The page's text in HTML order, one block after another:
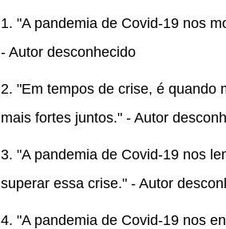
1. "A pandemia de Covid-19 nos
- Autor desconhecido
2. "Em tempos de crise, é quando
mais fortes juntos." - Autor
3. "A pandemia de Covid-19 nos
superar essa crise." - Autor
4. "A pandemia de Covid-19 nos